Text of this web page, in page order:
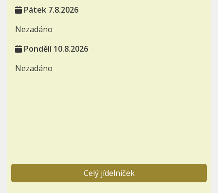
Pátek 7.8.2026
Nezadáno
Pondělí 10.8.2026
Nezadáno
Celý jídelníček